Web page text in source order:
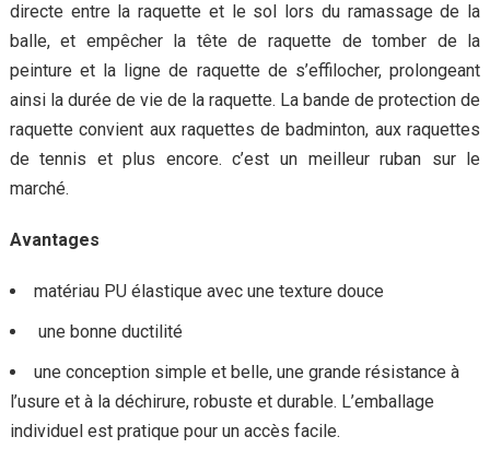
directe entre la raquette et le sol lors du ramassage de la
balle, et empêcher la tête de raquette de tomber de la
peinture et la ligne de raquette de s’effilocher, prolongeant
ainsi la durée de vie de la raquette. La bande de protection de
raquette convient aux raquettes de badminton, aux raquettes
de tennis et plus encore. c’est un meilleur ruban sur le
marché.
Avantages
matériau PU élastique avec une texture douce
une bonne ductilité
une conception simple et belle, une grande résistance à
l’usure et à la déchirure, robuste et durable. L’emballage
individuel est pratique pour un accès facile.